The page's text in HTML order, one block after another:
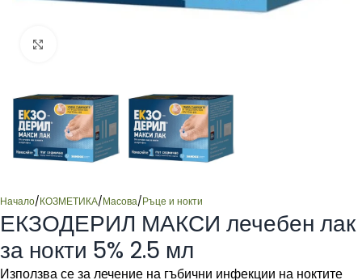
Начало/КОЗМЕТИКА/Масова/Ръце и нокти
ЕКЗОДЕРИЛ МАКСИ лечебен лак
за нокти 5% 2.5 мл
Използва се за лечение на гъбични инфекции на ноктите